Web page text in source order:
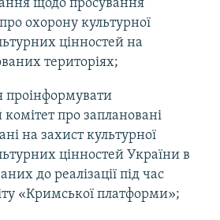
щодо просування
охорону культурної
цінностей на
територіях;
про заплановані
на захист культурної
цінностей України в
до реалізації під час
«Кримської платформи»;